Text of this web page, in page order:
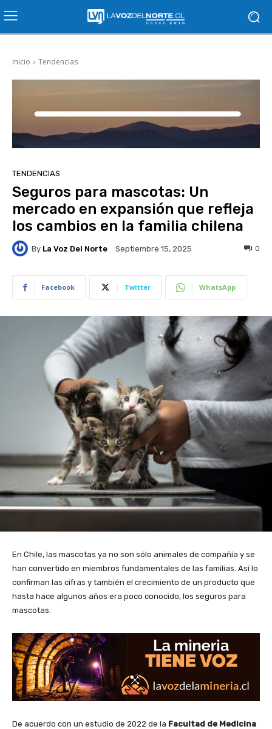
Inicio Tendencias
TENDENCIAS
Seguros para mascotas: Un
mercado en expansión que refleja
los cambios en la familia chilena
By La Voz Del Norte Septiembre 15, 2025 0
Facebook Twitter WhatsApp
En Chile, las mascotas ya no son sólo animales de compañía y se
han convertido en miembros fundamentales de las familias. Así lo
confirman las cifras y también el crecimiento de un producto que
hasta hace algunos años era poco conocido, los seguros para
mascotas.
De acuerdo con un estudio de 2022 de la Facultad de Medicina